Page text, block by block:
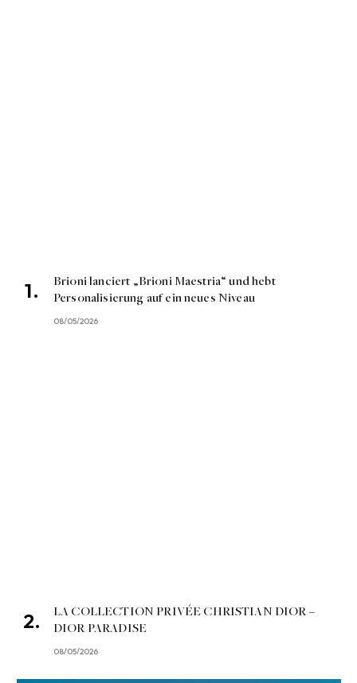
Brioni lanciert „Brioni Maestria“ und hebt
Personalisierung auf ein neues Niveau
08/05/2026
LA COLLECTION PRIVÉE CHRISTIAN DIOR –
DIOR PARADISE
08/05/2026